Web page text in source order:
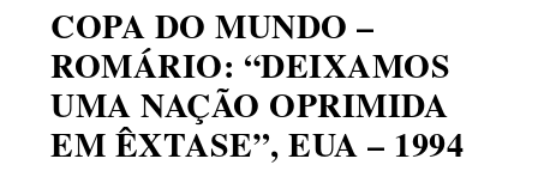
COPA DO MUNDO –
ROMÁRIO: “DEIXAMOS
UMA NAÇÃO OPRIMIDA
EM ÊXTASE”, EUA – 1994